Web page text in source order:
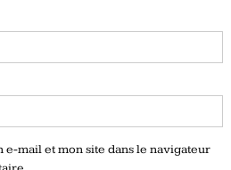
mail et mon site dans le navigateur